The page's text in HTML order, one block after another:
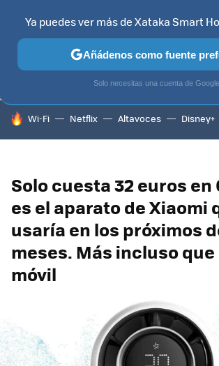
TELEVISORES CONTENIDOS SMART TV
HOY SE HABLA DE
Wi-Fi Netflix Altavoces Disney+
Solo cuesta 32 euros en
es el aparato de Xiaomi
usaría en los próximos
meses. Más incluso
móvil
Ya puedes ver más de Xataka Smart
Añádenos como fuente
Solo necesitas una cuenta de Google